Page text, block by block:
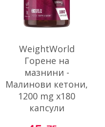
WeightWorld
Горене на
мазнини -
Малинови кетони,
1200 mg х180
капсули